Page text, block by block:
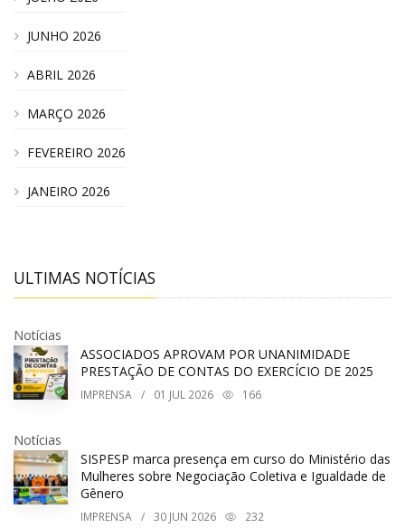
JUNHO 2026
ABRIL 2026
MARÇO 2026
FEVEREIRO 2026
JANEIRO 2026
ULTIMAS NOTÍCIAS
Notícias
ASSOCIADOS APROVAM POR UNANIMIDADE
PRESTAÇÃO DE CONTAS DO EXERCÍCIO DE 2025
IMPRENSA / 01 JUL 2026 166
Notícias
SISPESP marca presença em curso do Ministério das
Mulheres sobre Negociação Coletiva e Igualdade de
Gênero
IMPRENSA / 30 JUN 2026 232